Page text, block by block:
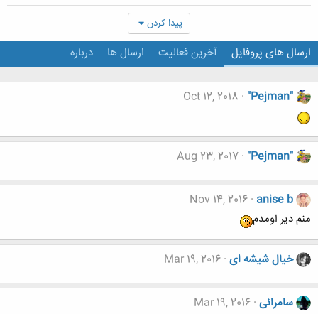
پیدا کردن
ارسال های پروفایل آخرین فعالیت ارسال ها درباره
"Pejman"
Oct 12, 2018
"Pejman"
Aug 23, 2017
anise b
Nov 14, 2016
منم دیر اومدم
خیال شیشه ای Mar 19, 2016
سامرانی Mar 19, 2016